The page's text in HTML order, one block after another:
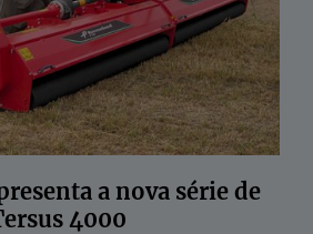
a nova série de
4000